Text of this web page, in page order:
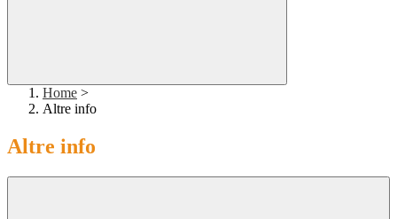
Home >
Altre info
Altre info